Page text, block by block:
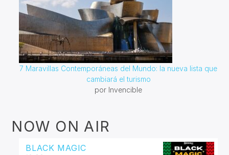
7 Maravillas Contemporáneas del Mundo: la nueva lista que
cambiará el turismo
por Invencible
NOW ON AIR
BLACK MAGIC